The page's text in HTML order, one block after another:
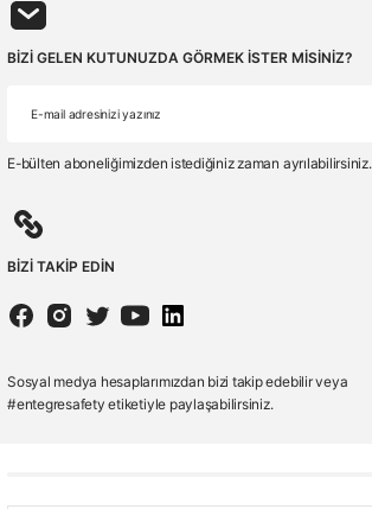
BİZİ GELEN KUTUNUZDA GÖRMEK İSTER MİSİNİZ?
E-bülten aboneliğimizden istediğiniz zaman ayrılabilirsiniz.
BİZİ TAKİP EDİN
Sosyal medya hesaplarımızdan bizi takip edebilir veya
#entegresafety etiketiyle paylaşabilirsiniz.